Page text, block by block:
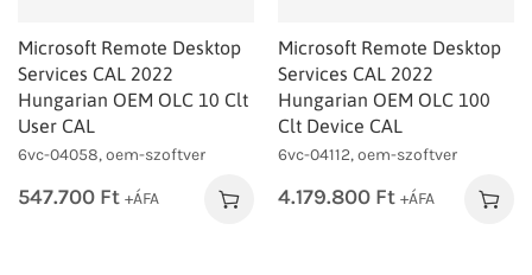
Microsoft Remote Desktop
Services CAL 2022
Hungarian OEM OLC 10 Clt
User CAL
6vc-04058, oem-szoftver
547.700 Ft +ÁFA
Microsoft Remote Desktop
Services CAL 2022
Hungarian OEM OLC 100
Clt Device CAL
6vc-04112, oem-szoftver
4.179.800 Ft +ÁFA